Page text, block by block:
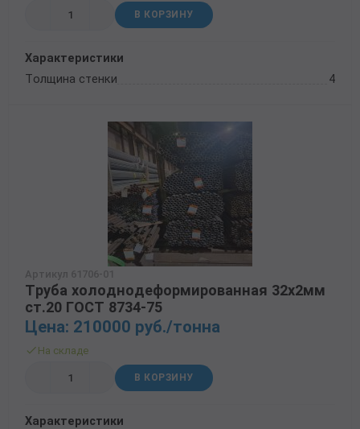
В КОРЗИНУ
Характеристики
Толщина стенки
4
Артикул 61706-01
Труба холоднодеформированная 32х2мм
ст.20 ГОСТ 8734-75
Цена: 210000 руб./тонна
На складе
В КОРЗИНУ
Характеристики